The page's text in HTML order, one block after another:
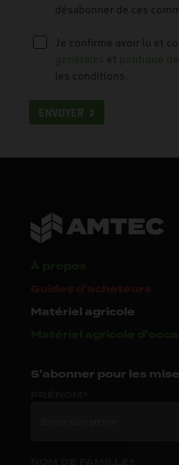
désabonner de ces
Je confirme avoir lu et
générales et politique
les conditions.
ENVOYER
Guides d'acheteurs
Matériel agricole
S'abonner pour les